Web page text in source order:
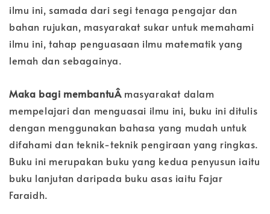
ilmu ini, samada dari segi tenaga pengajar dan
bahan rujukan, masyarakat sukar untuk memahami
ilmu ini, tahap penguasaan ilmu matematik yang
lemah dan sebagainya.
Maka bagi membantuÂ masyarakat dalam
mempelajari dan menguasai ilmu ini, buku ini ditulis
dengan menggunakan bahasa yang mudah untuk
difahami dan teknik-teknik pengiraan yang ringkas.
Buku ini merupakan buku yang kedua penyusun iaitu
buku lanjutan daripada buku asas iaitu Fajar
Faraidh.